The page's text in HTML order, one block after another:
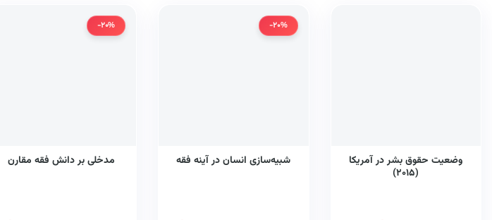
وضعیت حقوق بشر در آمریکا
(۲۰۱۵)
-20%
شبیه‌سازی انسان در آینه فقه
-20%
مدخلی بر دانش فقه مقارن